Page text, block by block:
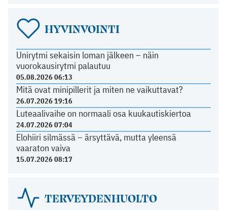
HYVINVOINTI
Unirytmi sekaisin loman jälkeen – näin
vuorokausirytmi palautuu
05.08.2026 06:13
Mitä ovat minipillerit ja miten ne vaikuttavat?
26.07.2026 19:16
Luteaalivaihe on normaali osa kuukautiskiertoa
24.07.2026 07:04
Elohiiri silmässä – ärsyttävä, mutta yleensä
vaaraton vaiva
15.07.2026 08:17
TERVEYDENHUOLTO